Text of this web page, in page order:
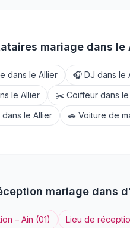
mariage dans le
dans le Allier 🎧 DJ dans le
le Allier ✂️ Coiffeur dans
dans le Allier 🚗 Voiture de
mariage dans
– Ain (01)
Lieu de